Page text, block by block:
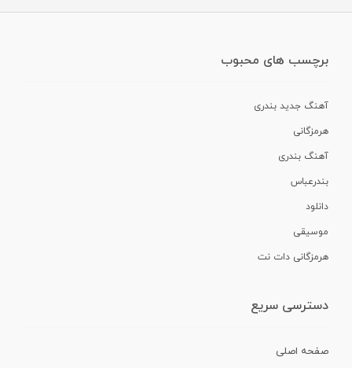
برچسب های محبوب
آهنگ جدید بندری
هرمزگانی
آهنگ بندری
بندرعباس
دانلود
موسیقی
هرمزگانی دات نت
دسترسی سریع
صفحه اصلی